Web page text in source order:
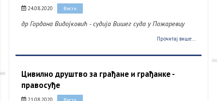
24.08.2020 Вести
др Гордана Видојковић - судија Вишег суда у Пожаревцу
Прочитај више...
Цивилно друштво за грађане и грађанке -
правосуђе
21.08.2020 Вести